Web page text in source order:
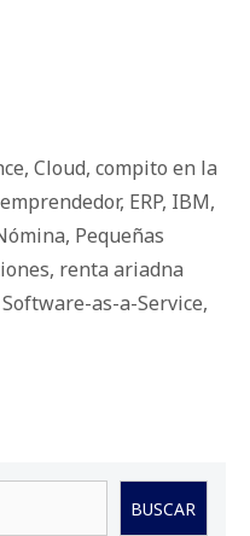
, Cloud, compito en la
emprendedor, ERP, IBM,
, Pequeñas
, renta ariadna
Software-as-a-Service,
BUSCAR